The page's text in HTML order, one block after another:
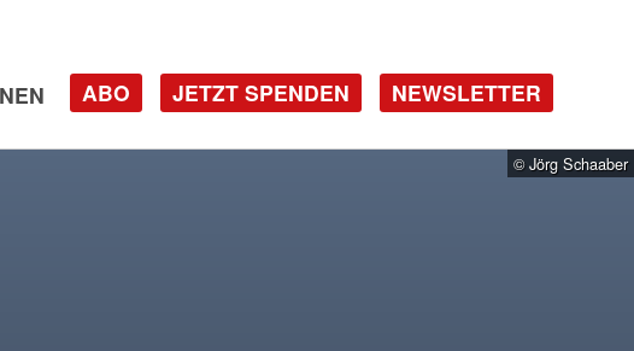
ABO JETZT SPENDEN NEWSLETTER
© Jörg Schaaber